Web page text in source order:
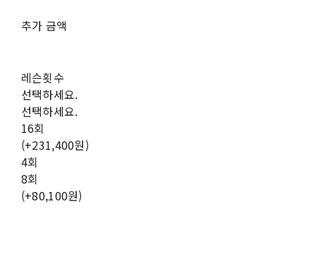
추가 금액
레슨횟수
선택하세요.
선택하세요.
16회
(+231,400원)
4회
8회
(+80,100원)